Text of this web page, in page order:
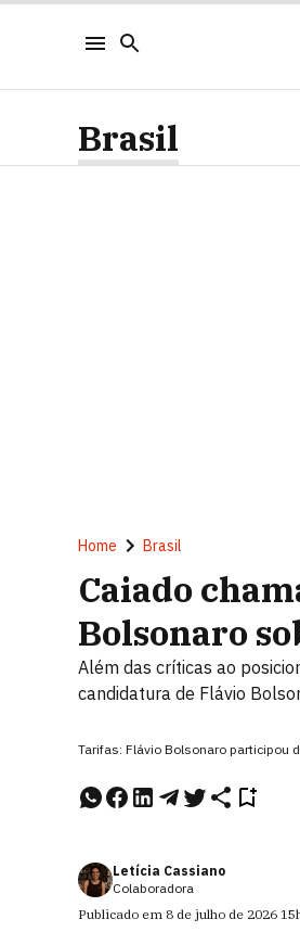
Brasil
Home Brasil
Caiado
Bolsonaro
Além das críticas ao
candidatura de Flávio
Tarifas: Flávio Bolsonaro participou
Letícia Cassiano
Colaboradora
Publicado em 8 de julho de 2026